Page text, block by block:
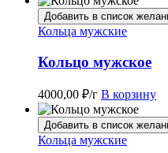
Добавить в список
Кольца мужские
Кольцо мужское
4000,00 ₽/г В корзину
Добавить в список
Кольца мужские